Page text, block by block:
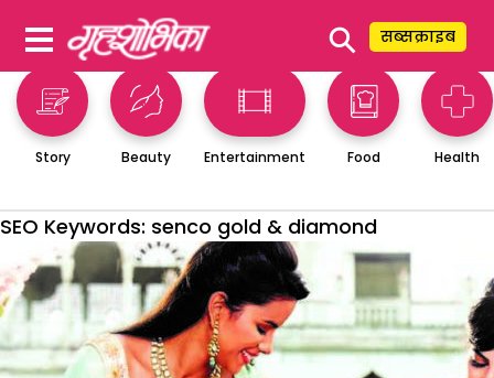
⚲ सब्सक्राइब
Story Beauty Entertainment Food Health
SEO Keywords: senco gold & diamond